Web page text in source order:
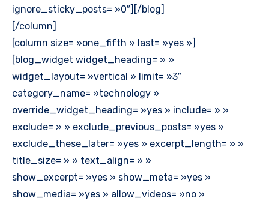
ignore_sticky_posts= »0″][/blog]
[/column]
[column size= »one_fifth » last= »yes »]
[blog_widget widget_heading= » »
widget_layout= »vertical » limit= »3″
category_name= »technology »
override_widget_heading= »yes » include= » »
exclude= » » exclude_previous_posts= »yes »
exclude_these_later= »yes » excerpt_length= » »
title_size= » » text_align= » »
show_excerpt= »yes » show_meta= »yes »
show_media= »yes » allow_videos= »no »